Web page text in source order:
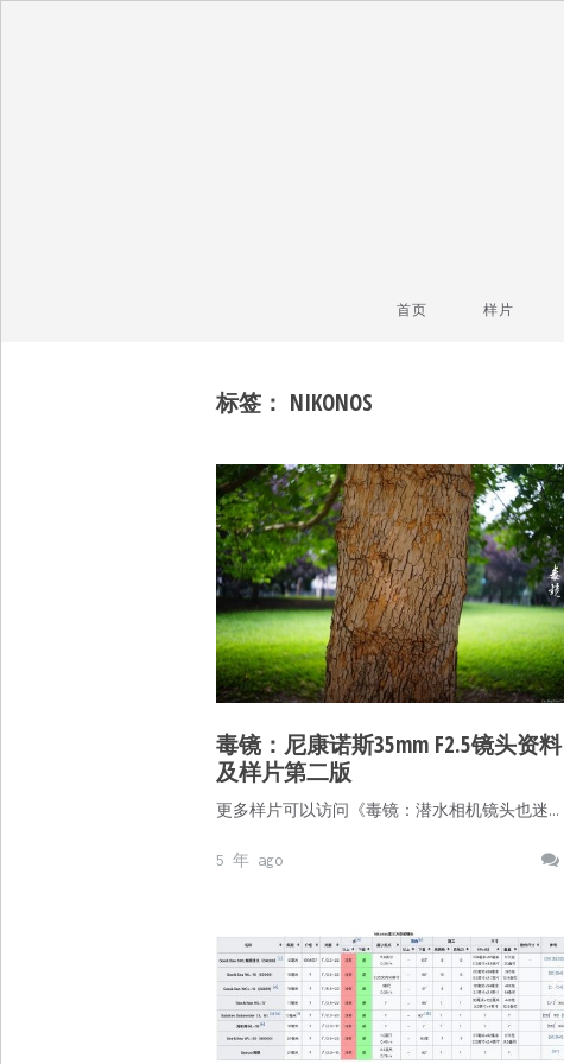
首页 样片
标签： NIKONOS
毒镜：尼康诺斯35mm F2.5镜头资料
及样片第二版
更多样片可以访问《毒镜：潜水相机镜头也迷…
5 年 ago